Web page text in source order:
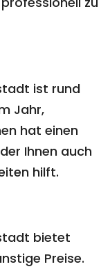
ist rund
Jahr,
hat einen
Ihnen auch
hilft.
bietet
Preise.